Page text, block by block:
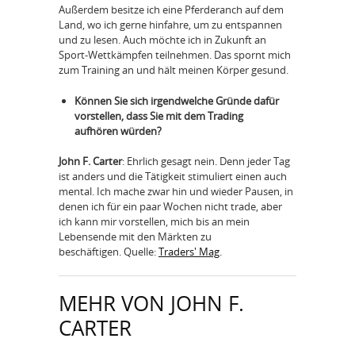
Außerdem besitze ich eine Pferderanch auf dem
Land, wo ich gerne hinfahre, um zu entspannen
und zu lesen. Auch möchte ich in Zukunft an
Sport-Wettkämpfen teilnehmen. Das spornt mich
zum Training an und hält meinen Körper gesund.
Können Sie sich irgendwelche Gründe dafür
vorstellen, dass Sie mit dem Trading
aufhören würden?
John F. Carter: Ehrlich gesagt nein. Denn jeder Tag
ist anders und die Tätigkeit stimuliert einen auch
mental. Ich mache zwar hin und wieder Pausen, in
denen ich für ein paar Wochen nicht trade, aber
ich kann mir vorstellen, mich bis an mein
Lebensende mit den Märkten zu
beschäftigen. Quelle:Traders' Mag.
MEHR VON JOHN F.
CARTER